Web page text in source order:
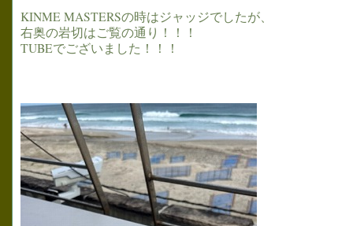
KINME MASTERSの時はジャッジでしたが、
右奥の岩切はご覧の通り！！！
TUBEでございました！！！